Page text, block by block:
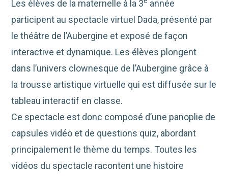
Les élèves de la maternelle à la 3 année
participent au spectacle virtuel Dada, présenté par
le théâtre de l’Aubergine et exposé de façon
interactive et dynamique. Les élèves plongent
dans l’univers clownesque de l’Aubergine grâce à
la trousse artistique virtuelle qui est diffusée sur le
tableau interactif en classe.
Ce spectacle est donc composé d’une panoplie de
capsules vidéo et de questions quiz, abordant
principalement le thème du temps. Toutes les
vidéos du spectacle racontent une histoire